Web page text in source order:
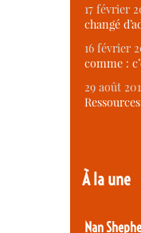
17 février
changé
16 février
comme :
29 août
À la une
Nan